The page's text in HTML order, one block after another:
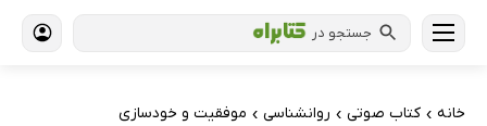
جستجو در
خانه › کتاب‌ صوتی › روانشناسی › موفقیت و خودسازی